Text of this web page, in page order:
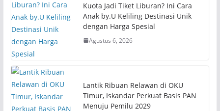
Kuota Jadi Tiket Liburan? Ini Cara
Anak by.U Keliling Destinasi Unik
dengan Harga Spesial
Agustus 6, 2026
Lantik Ribuan Relawan di OKU
Timur, Iskandar Perkuat Basis PAN
Menuju Pemilu 2029